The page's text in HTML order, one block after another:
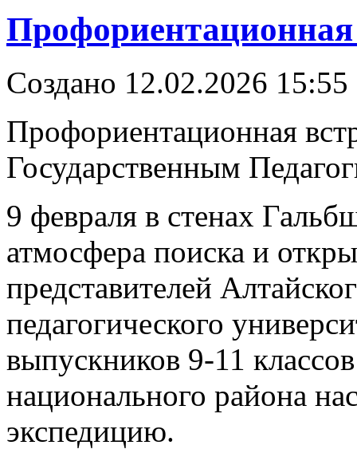
Создано 12.02.2026 15:55
Профориентационная
Государственным
9 февраля в стенах
атмосфера поиска и
представителей
педагогического
выпускников 9-11
национального района
экспедицию.